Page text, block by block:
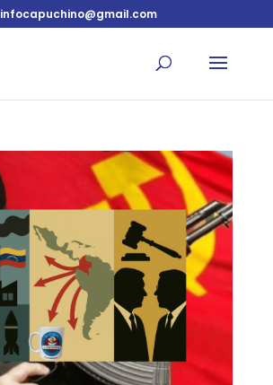
infocapuchino@gmail.com